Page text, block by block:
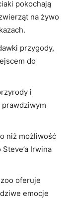
pokochają
na żywo
przygody,
do
i
niż możliwość
Irwina​
oferuje
emocje